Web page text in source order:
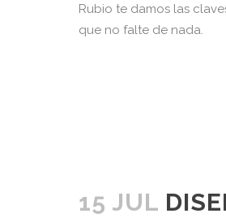
Rubio te damos las
que no falte de nada.
15 JUL